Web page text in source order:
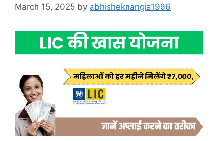
March 15, 2025 by abhisheknangia1996